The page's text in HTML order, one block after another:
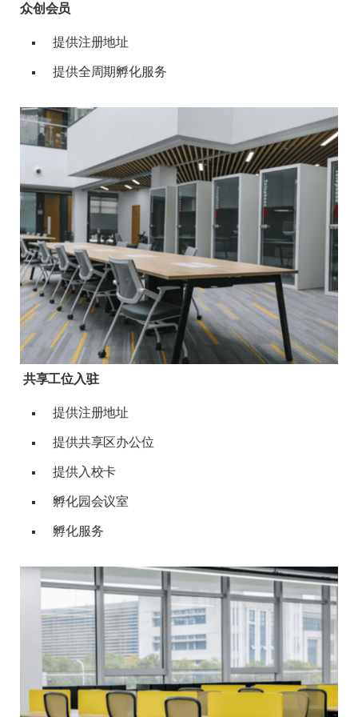
众创会员
提供注册地址
提供全周期孵化服务
共享工位入驻
提供注册地址
提供共享区办公位
提供入校卡
孵化园会议室
孵化服务